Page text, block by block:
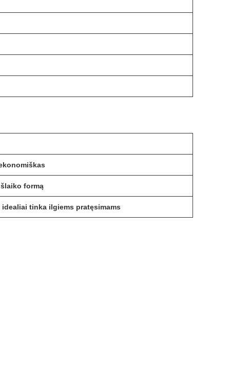
formą
tinka ilgiems pratęsimams